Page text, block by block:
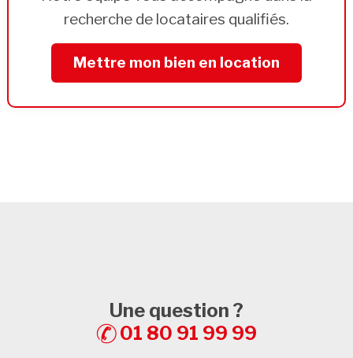
recherche de locataires qualifiés.
Mettre mon bien en location
Une question ?
01 80 91 99 99